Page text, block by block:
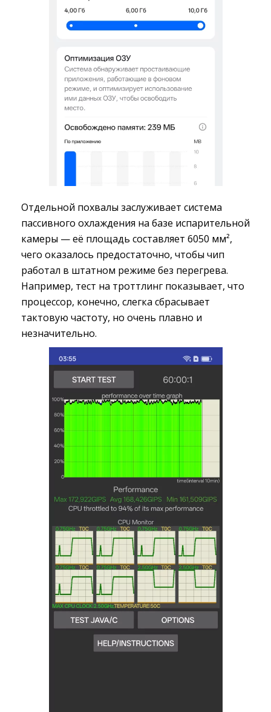
Отдельной похвалы заслуживает система
пассивного охлаждения на базе испарительной
камеры — её площадь составляет 6050 мм²,
чего оказалось предостаточно, чтобы чип
работал в штатном режиме без перегрева.
Например, тест на троттлинг показывает, что
процессор, конечно, слегка сбрасывает
тактовую частоту, но очень плавно и
незначительно.